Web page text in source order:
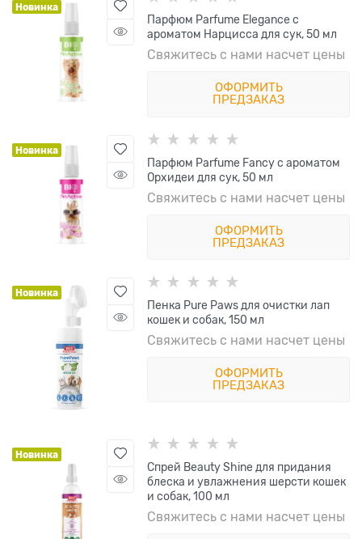
Новинка
Парфюм Parfume Elegance с
ароматом Нарцисса для сук, 50 мл
Свяжитесь с нами насчет цены
ОФОРМИТЬ
ПРЕДЗАКАЗ
Новинка
Парфюм Parfume Fancy с ароматом
Орхидеи для сук, 50 мл
Свяжитесь с нами насчет цены
ОФОРМИТЬ
ПРЕДЗАКАЗ
Новинка
Пенка Pure Paws для очистки лап
кошек и собак, 150 мл
Свяжитесь с нами насчет цены
ОФОРМИТЬ
ПРЕДЗАКАЗ
Новинка
Спрей Beauty Shine для придания
блеска и увлажнения шерсти кошек
и собак, 100 мл
Свяжитесь с нами насчет цены